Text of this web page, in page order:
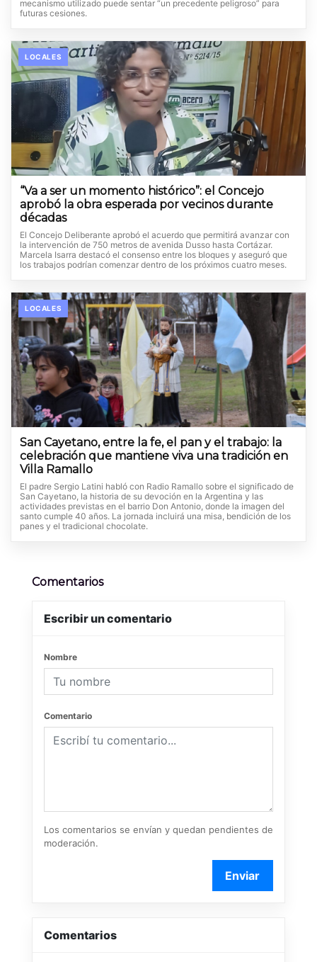
mecanismo utilizado puede sentar “un precedente peligroso” para
futuras cesiones.
LOCALES
“Va a ser un momento histórico”: el Concejo
aprobó la obra esperada por vecinos durante
décadas
El Concejo Deliberante aprobó el acuerdo que permitirá avanzar con
la intervención de 750 metros de avenida Dusso hasta Cortázar.
Marcela Isarra destacó el consenso entre los bloques y aseguró que
los trabajos podrían comenzar dentro de los próximos cuatro meses.
LOCALES
San Cayetano, entre la fe, el pan y el trabajo: la
celebración que mantiene viva una tradición en
Villa Ramallo
El padre Sergio Latini habló con Radio Ramallo sobre el significado de
San Cayetano, la historia de su devoción en la Argentina y las
actividades previstas en el barrio Don Antonio, donde la imagen del
santo cumple 40 años. La jornada incluirá una misa, bendición de los
panes y el tradicional chocolate.
Comentarios
Escribir un comentario
Nombre
Comentario
Los comentarios se envían y quedan pendientes de
moderación.
Enviar
Comentarios